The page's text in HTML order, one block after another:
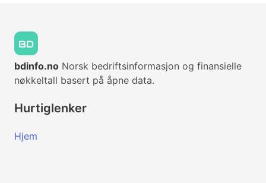
bdinfo.no Norsk bedriftsinformasjon og finansielle
nøkkeltall basert på åpne data.
Hurtiglenker
Hjem